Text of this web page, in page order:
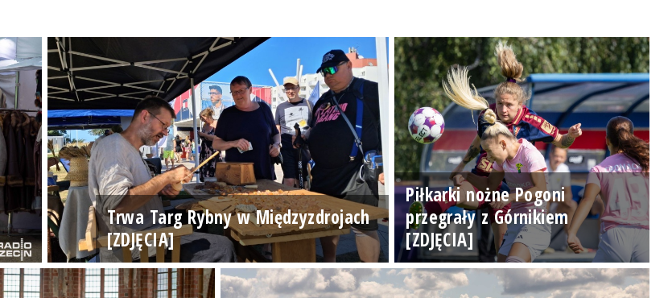
Trwa Targ Rybny w Międzyzdrojach
[ZDJĘCIA]
Piłkarki nożne Pogoni
przegrały z Górnikiem
[ZDJĘCIA]